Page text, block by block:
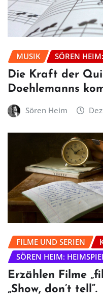
MUSIK SÖREN
Die Kraft der
Doehlemanns
Sören Heim
FILME UND SERIEN
SÖREN HEIM:
Erzählen Filme
„Show, don’t tell“.